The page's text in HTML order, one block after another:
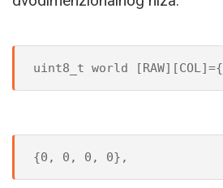
uint8_t world [RAW][COL]={
{0, 0, 0, 0},